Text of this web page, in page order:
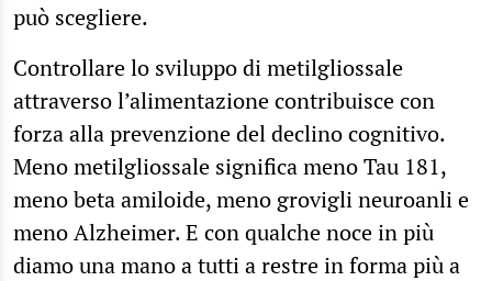
può scegliere.
Controllare lo sviluppo di metilgliossale
attraverso l’alimentazione contribuisce con
forza alla prevenzione del declino cognitivo.
Meno metilgliossale significa meno Tau 181,
meno beta amiloide, meno grovigli neuroanli e
meno Alzheimer. E con qualche noce in più
diamo una mano a tutti a restre in forma più a